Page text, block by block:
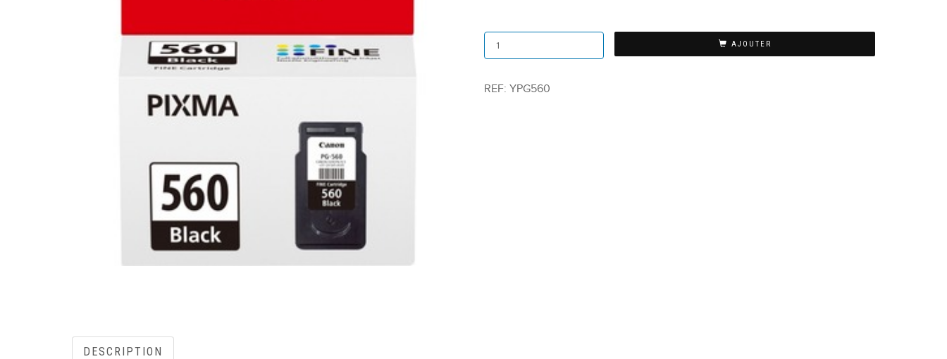
AJOUTER
REF: YPG560
DESCRIPTION